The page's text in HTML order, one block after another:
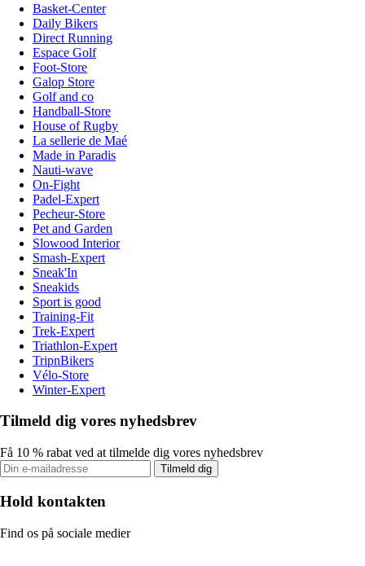
Basket-Center
Daily Bikers
Direct Running
Espace Golf
Foot-Store
Galop Store
Golf and co
Handball-Store
House of Rugby
La sellerie de Maé
Made in Paradis
Nauti-wave
On-Fight
Padel-Expert
Pecheur-Store
Pet and Garden
Slowood Interior
Smash-Expert
Sneak'In
Sneakids
Sport is good
Training-Fit
Trek-Expert
Triathlon-Expert
TripnBikers
Vélo-Store
Winter-Expert
Tilmeld dig vores nyhedsbrev
Få 10 % rabat ved at tilmelde dig vores nyhedsbrev
Tilmeld dig
Hold kontakten
Find os på sociale medier